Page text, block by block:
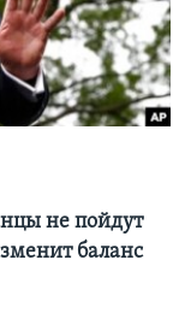
не пойдут
баланс